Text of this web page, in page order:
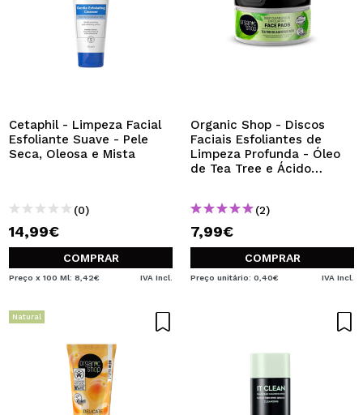
Cetaphil - Limpeza Facial
Esfoliante Suave - Pele
Seca, Oleosa e Mista
(0)
14,99€
COMPRAR
Preço x 100 Ml: 8,42€ IVA Incl.
Organic Shop - Discos
Faciais Esfoliantes de
Limpeza Profunda - Óleo
de Tea Tree e Ácido
(2)
7,99€
COMPRAR
Preço unitário: 0,40€ IVA Incl.
Natural